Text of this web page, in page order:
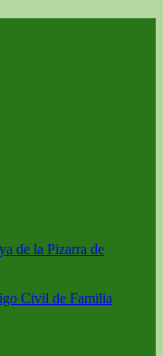
de la Pizarra de
Civil de Familia